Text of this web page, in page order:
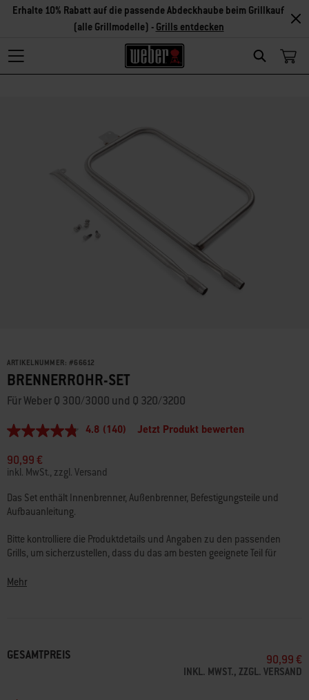
Search
Erhalte 10% Rabatt auf die passende Abdeckhaube beim Grillkauf
(alle Grillmodelle) - Grills entdecken
ARTIKELNUMMER: #66612
BRENNERROHR-SET
Für Weber Q 300/3000 und Q 320/3200
4.8
5
Sternen,
Durchschnittswert
der
Bewertung.
Read
Reviews.
Link
auf
Seite.
4.8 (140) Jetzt Produkt bewerten
90,99 €
inkl. MwSt., zzgl. Versand
Das Set enthält Innenbrenner, Außenbrenner, Befestigungsteile und
Aufbauanleitung.
Bitte kontrolliere die Produktdetails und Angaben zu den passenden
Grills, um sicherzustellen, dass du das am besten geeignete Teil für
Mehr
GESAMTPREIS 90,99 €
INKL. MWST., ZZGL. VERSAND